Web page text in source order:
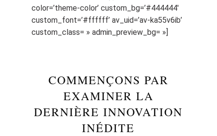
color=’theme-color’ custom_bg=’#444444′
custom_font=’#ffffff’ av_uid=’av-ka55v6ib’
custom_class= » admin_preview_bg= »]
COMMENÇONS PAR
EXAMINER LA
DERNIÈRE INNOVATION
INÉDITE